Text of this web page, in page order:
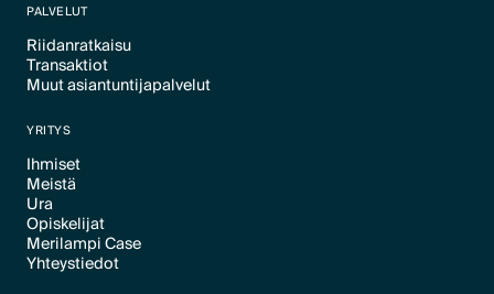
PALVELUT
Riidanratkaisu
Text Link
Transaktiot
Text Link
Muut asiantuntijapalvelut
YRITYS
Ihmiset
Text Link
Meistä
Text Link
Ura
Text Link
Opiskelijat
Text Link
Merilampi Case
Text Link
Yhteystiedot